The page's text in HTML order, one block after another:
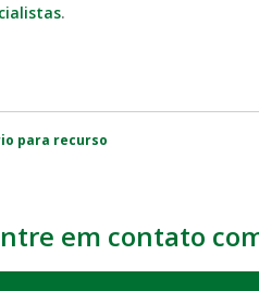
.
para recurso
em contato